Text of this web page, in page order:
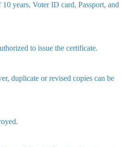
years, Voter ID card, Passport, and
to issue the certificate.
duplicate or revised copies can be